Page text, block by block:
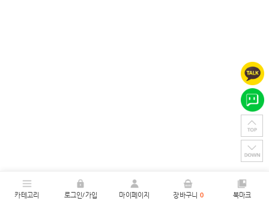
카테고리 로그인/가입 마이페이지 장바구니 0 북마크